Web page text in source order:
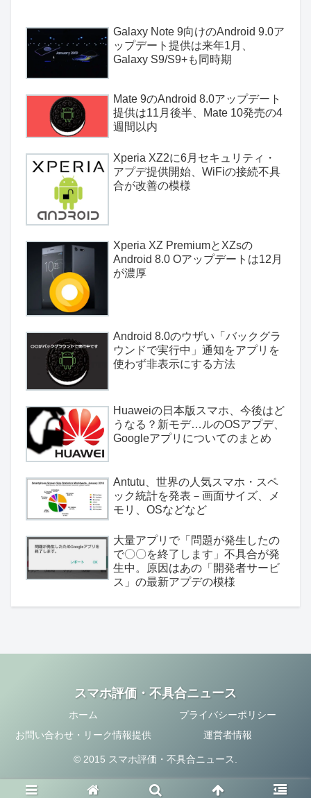
Galaxy Note 9向けのAndroid 9.0ア
ップデート提供は来年1月、
Galaxy S9/S9+も同時期
Mate 9のAndroid 8.0アップデート
提供は11月後半、Mate 10発売の4
週間以内
Xperia XZ2に6月セキュリティ・
アプデ提供開始、WiFiの接続不具
合が改善の模様
Xperia XZ PremiumとXZsの
Android 8.0 Oアップデートは12月
が濃厚
Android 8.0のウザい「バックグラ
ウンドで実行中」通知をアプリを
使わず非表示にする方法
Huaweiの日本版スマホ、今後はど
うなる？新モデ…ルのOSアプデ、
Googleアプリについてのまとめ
Antutu、世界の人気スマホ・スペ
ック統計を発表－画面サイズ、メ
モリ、OSなどなど
大量アプリで「問題が発生したの
で〇〇を終了します」不具合が発
生中。原因はあの「開発者サービ
ス」の最新アプデの模様
スマホ評価・不具合ニュース
ホーム
プライバシーポリシー
お問い合わせ・リーク情報提供
運営者情報
© 2015 スマホ評価・不具合ニュース.